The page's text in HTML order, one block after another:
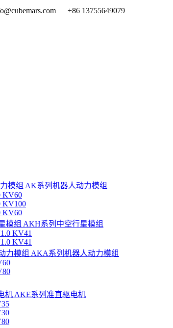
+86 13755649079
AK系列机器人动力模组
KV60
KV100
KV60
AKH系列中空行星模组
KV41
KV41
AKA系列机器人动力模组
AKE系列准直驱电机